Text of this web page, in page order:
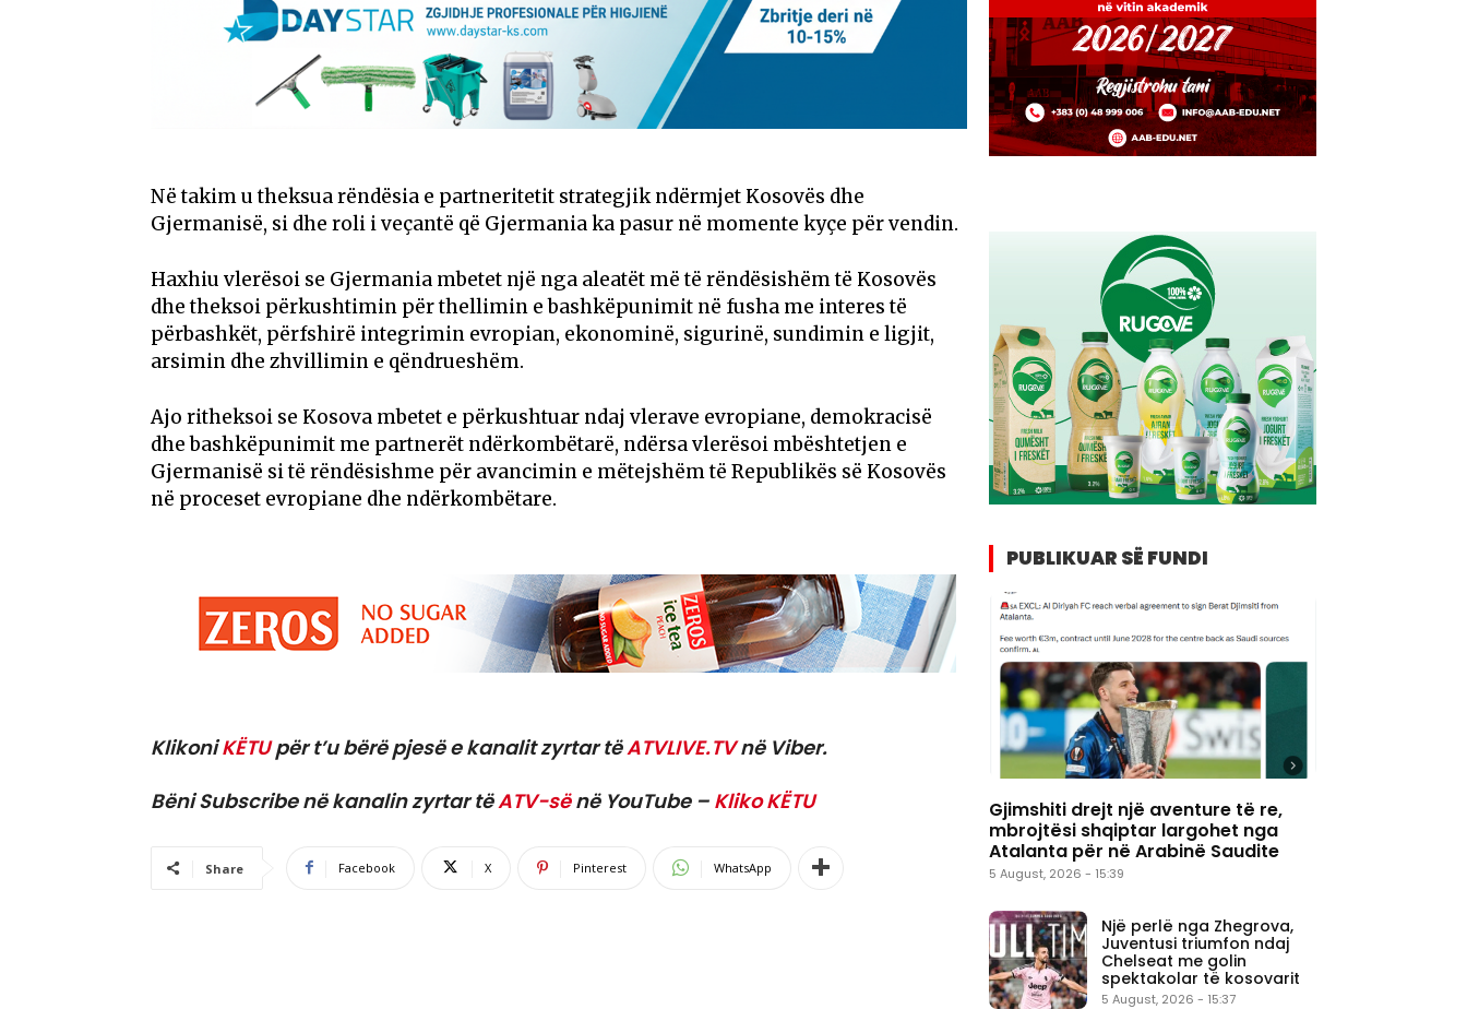
Në takim u theksua rëndësia e partneritetit strategjik ndërmjet Kosovës dhe
Gjermanisë, si dhe roli i veçantë që Gjermania ka pasur në momente kyçe për vendin.
Haxhiu vlerësoi se Gjermania mbetet një nga aleatët më të rëndësishëm të Kosovës
dhe theksoi përkushtimin për thellimin e bashkëpunimit në fusha me interes të
përbashkët, përfshirë integrimin evropian, ekonominë, sigurinë, sundimin e ligjit,
arsimin dhe zhvillimin e qëndrueshëm.
Ajo ritheksoi se Kosova mbetet e përkushtuar ndaj vlerave evropiane, demokracisë
dhe bashkëpunimit me partnerët ndërkombëtarë, ndërsa vlerësoi mbështetjen e
Gjermanisë si të rëndësishme për avancimin e mëtejshëm të Republikës së Kosovës
në proceset evropiane dhe ndërkombëtare.
KlikoniKËTUpër t’u bërë pjesë e kanalit zyrtar tëATVLIVE.TVnë Viber.
Bëni Subscribe në kanalin zyrtar tëATV-sënë YouTube – Kliko KËTU
Share Facebook X Pinterest WhatsApp
PUBLIKUAR SË FUNDI
Gjimshiti drejt një aventure të re,
mbrojtësi shqiptar largohet nga
Atalanta për në Arabinë Saudite
5 August, 2026 - 15:39
Një perlë nga Zhegrova,
Juventusi triumfon ndaj
Chelseat me golin
spektakolar të kosovarit
5 August, 2026 - 15:37